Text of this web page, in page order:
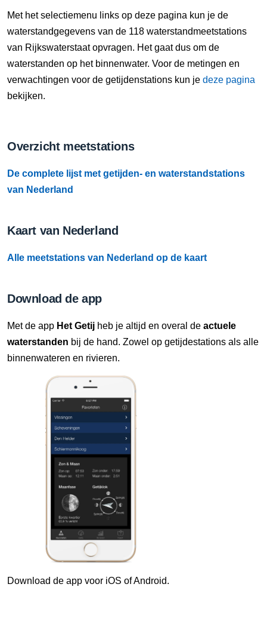
10 Aug, 05:10 uur
Verschil t.o.v. NAP: 630 cm
10 Aug, 05:30 uur
10 Aug, 05:40 uur
10 Aug, 05:50 uur
10 Aug, 06:00 uur
Verschil t.o.v. NAP: 630 cm
10 Aug, 06:20 uur
Verschil t.o.v. NAP: 630 cm
Verschil t.o.v. NAP: 630 cm
10 Aug, 06:40 uur
Verschil t.o.v. NAP: 630 cm
10 Aug, 06:50 uur
Verschil t.o.v. NAP: 630 cm
10 Aug, 07:00 uur
Verschil t.o.v. NAP: 630 cm
10 Aug, 07:10 uur
Verschil t.o.v. NAP: 630 cm
10 Aug, 07:20 uur
Met het selectiemenu links op deze pagina kun je de
waterstandgegevens van de 118 waterstandmeetstations
van Rijkswaterstaat opvragen. Het gaat dus om de
waterstanden op het binnenwater. Voor de metingen en
verwachtingen voor de getijdenstations kun je deze pagina
bekijken.
Overzicht meetstations
De complete lijst met getijden- en waterstandstations
van Nederland
Kaart van Nederland
Alle meetstations van Nederland op de kaart
Download de app
Met de app Het Getij heb je altijd en overal de actuele
waterstanden bij de hand. Zowel op getijdestations als alle
binnenwateren en rivieren.
Download de app voor iOS of Android.